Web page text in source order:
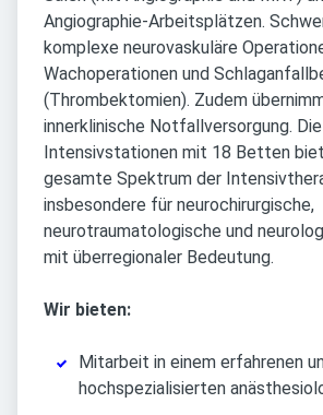
Angiographie-Arbeitsplätzen.
komplexe neurovaskuläre
Wachoperationen und
(Thrombektomien). Zudem
innerklinische Notfallversorgung.
Intensivstationen mit 18 Betten
gesamte Spektrum der
insbesondere für neurochirurgische,
neurotraumatologische und
mit überregionaler Bedeutung.
Wir bieten:
Mitarbeit in einem erfahrenen
hochspezialisierten